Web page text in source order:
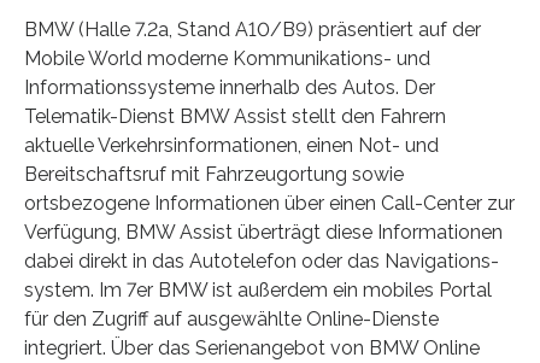
BMW (Halle 7.2a, Stand A10/B9) präsentiert auf der
Mobile World moderne Kommunikations- und
Informationssysteme innerhalb des Autos. Der
Telematik-Dienst BMW Assist stellt den Fahrern
aktuelle Verkehrsinformationen, einen Not- und
Bereitschaftsruf mit Fahrzeugortung sowie
ortsbezogene Informationen über einen Call-Center zur
Verfügung, BMW Assist überträgt diese Informationen
dabei direkt in das Autotelefon oder das Navigations-
system. Im 7er BMW ist außerdem ein mobiles Portal
für den Zugriff auf ausgewählte Online-Dienste
integriert. Über das Serienangebot von BMW Online